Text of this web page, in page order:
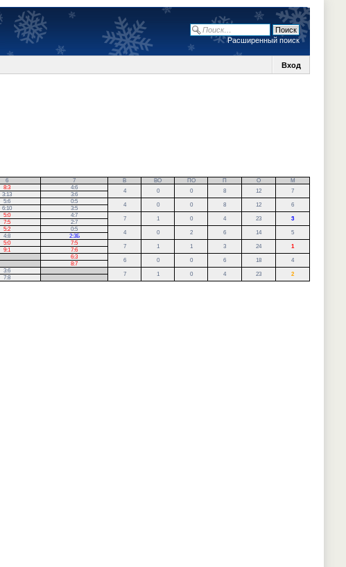
Расширенный поиск
Вход
6 7 В ВО ПО П О
М
8:3 4:6
4 0 0 8 12 7
3:13
3:6
5:6 0:5
4 0 0 8 12 6
6:10
3:5
5:0 4:7
7 1 0 4 23 3
7:5
2:7
5:2 0:5
4 0 2 6 14 5
4:8
2:3Б
5:0 7:5
7 1 1 3 24 1
9:1
7:6
6:3
6 0 0 6 18 4
8:7
3:6
7 1 0 4 23 2
7:8